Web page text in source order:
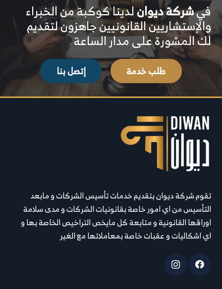
فيشركة ديوانلدينا كوكبة من الخبراء
والإستشاريين القانونيين جاهزون لتقديم
لك المشورة على مدار الساعة
طلب خدمة إتصل بنا
تقوم شركة ديوان بتقديم خدمات تأسيس الشركات و مابعد
التأسيس من اي امور خاصة بقانونيات الشركات و مدى سلامة
اوراقها القانونية و متابعة كل مايخص التراخيص الخاصة بها و
اي اشكاليات و عقبات خاصة بمعاملاتها مع الغير